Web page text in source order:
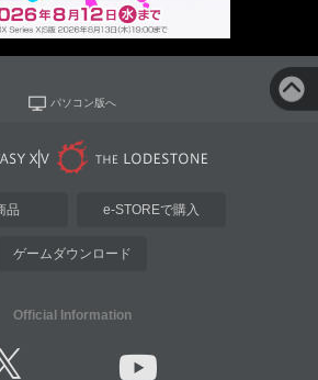
パソコン版へ
品 e-STOREで購入
ゲームダウンロード
Official Information